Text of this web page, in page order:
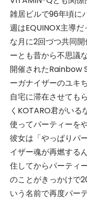
雑居ビルで96年頃に
週はEQUINOX主導
な月に2回づつ共同
ーとも昔から不思議
開催されたRainbow
ーガナイザーのユキ
自宅に滞在させても
くKOTARO君がいる
使ってパーティーを
彼女は「やっぱりパ
イザー魂が再燃する
住してからパーティ
のことがきっかけで
いう名前で再度パー